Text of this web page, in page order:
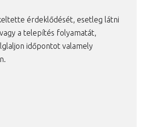
érdeklődését, esetleg látni
a telepítés folyamatát,
időpontot valamely